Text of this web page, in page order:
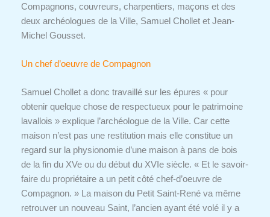
Compagnons, couvreurs, charpentiers, maçons et des
deux archéologues de la Ville, Samuel Chollet et Jean-
Michel Gousset.
Un chef d’oeuvre de Compagnon
Samuel Chollet a donc travaillé sur les épures « pour
obtenir quelque chose de respectueux pour le patrimoine
lavallois » explique l’archéologue de la Ville. Car cette
maison n’est pas une restitution mais elle constitue un
regard sur la physionomie d’une maison à pans de bois
de la fin du XVe ou du début du XVIe siècle. « Et le savoir-
faire du propriétaire a un petit côté chef-d’oeuvre de
Compagnon. » La maison du Petit Saint-René va même
retrouver un nouveau Saint, l’ancien ayant été volé il y a